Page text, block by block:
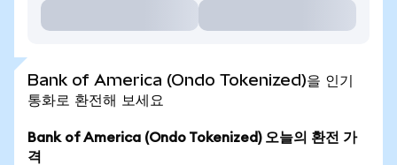
Bank of America (Ondo Tokenized)을 인기
통화로 환전해 보세요
Bank of America (Ondo Tokenized) 오늘의 환전 가
격